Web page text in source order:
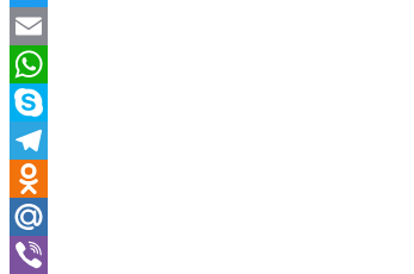
Twitter
Email
WhatsApp
Skype
Telegram
Odnoklassniki
Mail.Ru